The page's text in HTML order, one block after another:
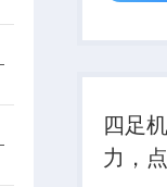
为千年文
四足
力，